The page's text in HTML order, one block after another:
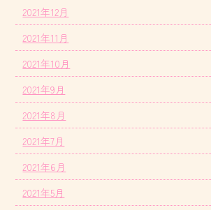
2021年12月
2021年11月
2021年10月
2021年9月
2021年8月
2021年7月
2021年6月
2021年5月